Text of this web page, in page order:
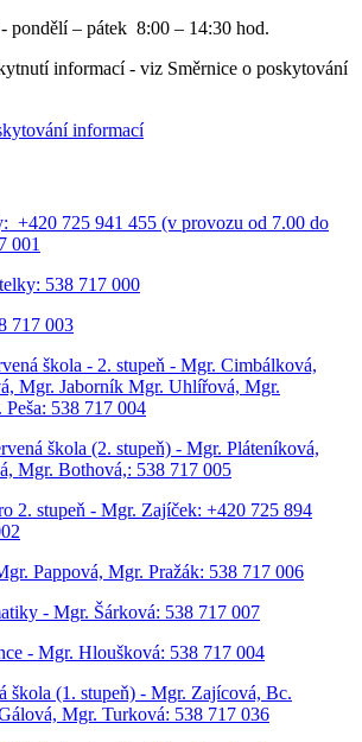
pondělí – pátek 8:00 – 14:30 hod.
informací - viz Směrnice o poskytování
informací
+420 725 941 455 (v provozu od 7.00 do
001
538 717 000
717 003
škola - 2. stupeň - Mgr. Cimbálková,
Mgr. Jaborník Mgr. Uhlířová, Mgr.
538 717 004
škola (2. stupeň) - Mgr. Pláteníková,
Mgr. Bothová,: 538 717 005
2. stupeň - Mgr. Zajíček: +420 725 894
Pappová, Mgr. Pražák: 538 717 006
- Mgr. Šárková: 538 717 007
- Mgr. Hloušková: 538 717 004
škola (1. stupeň) - Mgr. Zajícová, Bc.
Mgr. Turková: 538 717 036